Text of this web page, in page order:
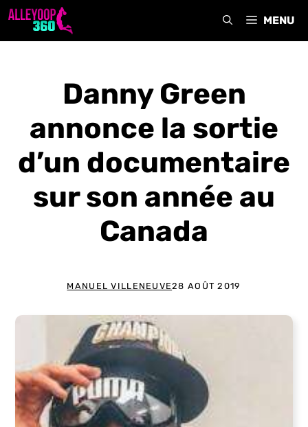
Aller
MENU
Danny Green
annonce la sortie
d’un documentaire
sur son année au
Canada
MANUEL VILLENEUVE28 AOÛT 2019